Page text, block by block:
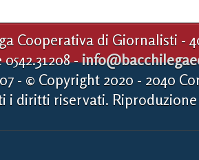
Cooperativa di Giornalisti -
-
- © Copyright 2020 - 2040
i diritti riservati.